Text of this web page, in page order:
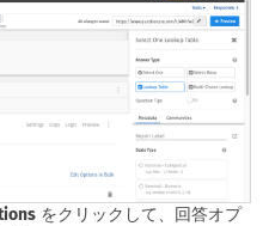
をクリックして、回答オプ